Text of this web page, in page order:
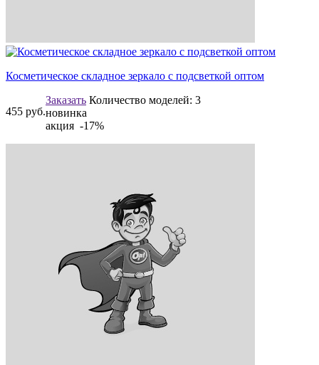
Косметическое складное зеркало с подсветкой оптом
455 руб.
Заказать Количество моделей: 3
новинка
акция -17%